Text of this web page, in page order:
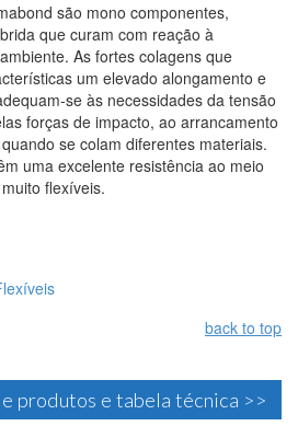
são mono componentes,
que curam com reação à
As fortes colagens que
um elevado alongamento e
se às necessidades da tensão
forças de impacto, ao arrancamento
se colam diferentes materiais.
uma excelente resistência ao meio
flexíveis.
back to top
produtos e tabela técnica >>